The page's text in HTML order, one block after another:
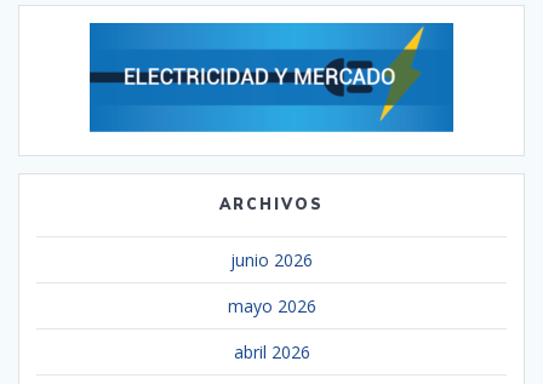
ARCHIVOS
junio 2026
mayo 2026
abril 2026